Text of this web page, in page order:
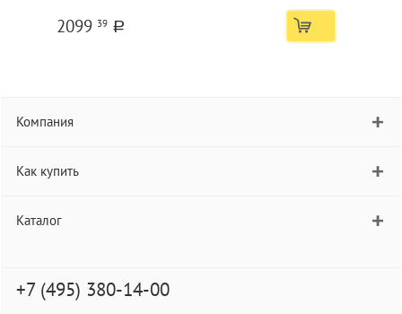
2099 39 a
Компания
Как купить
Каталог
+7 (495) 380-14-00